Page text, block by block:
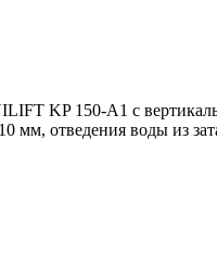
KP 150-A1 с
мм, отведения воды из